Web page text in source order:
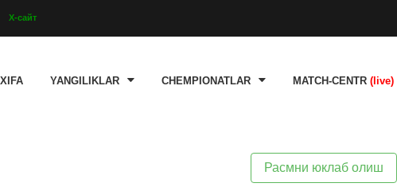
Х-сайт
YANGILIKLAR CHEMPIONATLAR MATCH-CENTR (live)
Расмни юклаб олиш